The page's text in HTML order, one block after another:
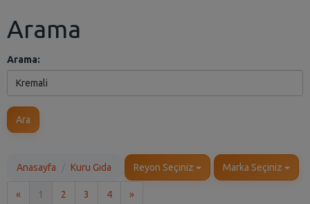
Arama
Arama:
Ara
Anasayfa Kuru Gıda Reyon Seçiniz Marka Seçiniz
« 1 2 3 4 »Son